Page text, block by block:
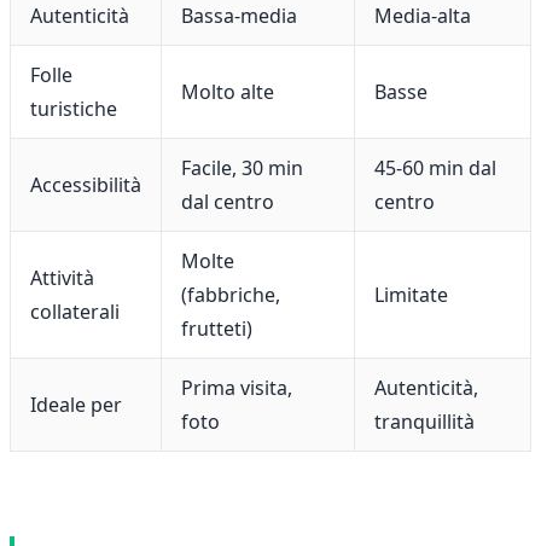
Autenticità Bassa-media Media-alta
Folle
turistiche
Molto alte Basse
Accessibilità
Facile, 30 min
dal centro
45-60 min dal
centro
Attività
collaterali
Molte
(fabbriche,
frutteti)
Limitate
Ideale per
Prima visita,
foto
Autenticità,
tranquillità